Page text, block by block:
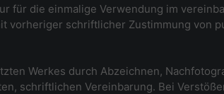
für die einmalige Verwendung im
vorheriger schriftlicher Zustimmung von
Werkes durch Abzeichnen,
schriftlichen Vereinbarung. Bei